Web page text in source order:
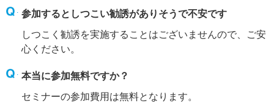
参加するとしつこい勧誘がありそうで不安です
しつこく勧誘を実施することはございませんので、ご安
心ください。
本当に参加無料ですか？
セミナーの参加費用は無料となります。